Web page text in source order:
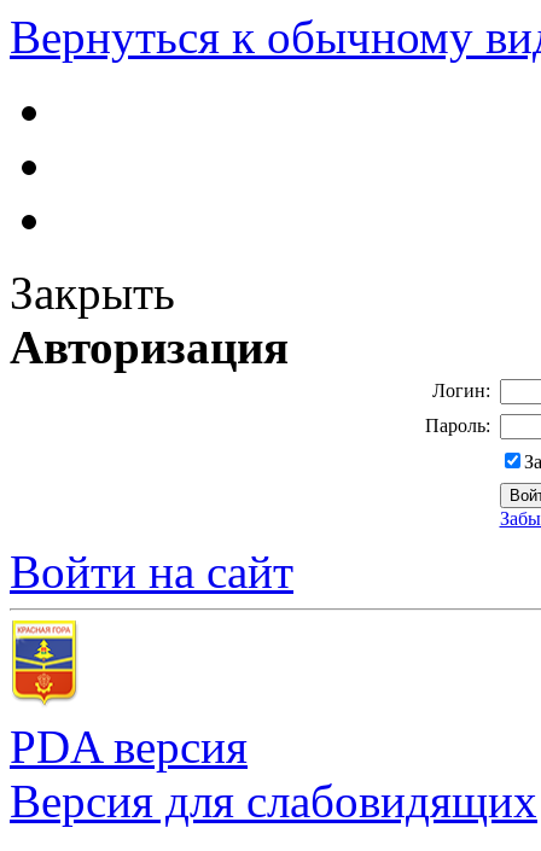
Вернуться к обычному
Закрыть
Авторизация
Логин:
Пароль:
Войти на сайт
PDA версия
Версия для слабовидящих